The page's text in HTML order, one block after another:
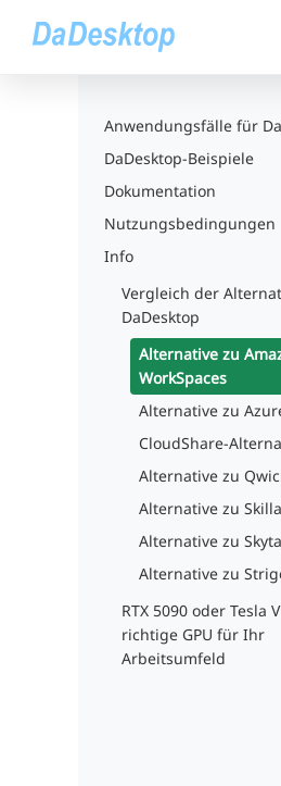
Anwendungsfälle für
DaDesktop-Beispiele
Dokumentation
Nutzungsbedingungen
Info
Vergleich der
DaDesktop
Alternative zu
WorkSpaces
Alternative zu
CloudShare-
Alternative zu
Alternative zu
Alternative zu
Alternative zu
RTX 5090 oder Tesla
richtige GPU für Ihr
Arbeitsumfeld